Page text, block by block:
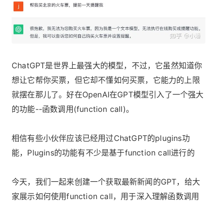
ChatGPT是世界上最强大的模型，不过，它虽然知道你
想让它帮你买票，但它却不懂如何买票，它能力的上限
就摆在那儿了。好在OpenAI在GPT模型引入了一个强大
的功能--函数调用(function call)。
相信有些小伙伴应该已经用过ChatGPT的plugins功
能，Plugins的功能有不少是基于function call进行的
今天，我们一起来创建一个获取最新新闻的GPT，给大
家展示如何使用function call，用于深入理解函数调用